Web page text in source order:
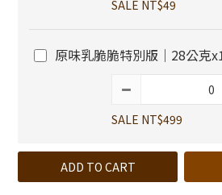
SALE NT$49
原味乳脆脆特別版｜28公克
SALE NT$499
ADD TO CART